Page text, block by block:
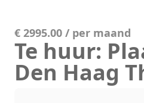
€ 2995.00 / per maand
Te huur:
Den Haag